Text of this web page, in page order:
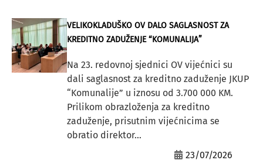
VELIKOKLADUŠKO OV DALO SAGLASNOST ZA
KREDITNO ZADUŽENJE “KOMUNALIJA”
Na 23. redovnoj sjednici OV vijećnici su
dali saglasnost za kreditno zaduženje JKUP
“Komunalije” u iznosu od 3.700 000 KM.
Prilikom obrazloženja za kreditno
zaduženje, prisutnim vijećnicima se
obratio direktor...
23/07/2026